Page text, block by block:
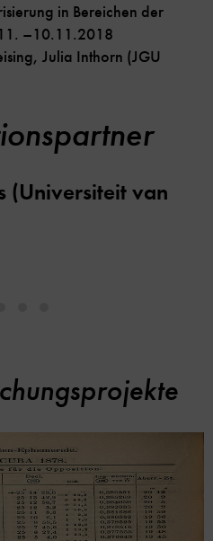
in Bereichen der
–10.11.2018
Julia Inthorn (JGU
(Universiteit van